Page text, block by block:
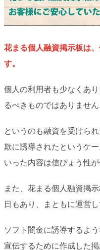
花まる個人融資掲示板は
す。
個人の利用者も少なくあ
るべきものではありません
というのも融資を受けら
欺に誘導されたというケ
いった内容は信ぴょう性が
また、花まる個人融資掲
日もあり、まともに運営
ソフト闇金に誘導するよ
宣伝するために作成した